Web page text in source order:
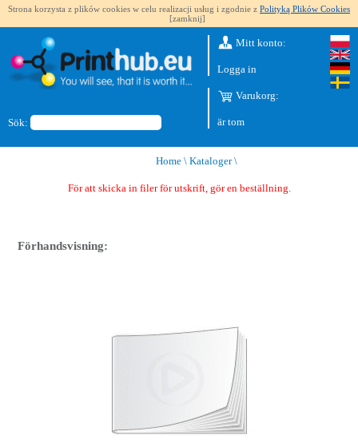
Strona korzysta z plików cookies w celu realizacji usług i zgodnie z Polityką Plików Cookies
[zamknij]
Sök:
Mitt konto:
Logga in
Varukorg:
är tom
Home \ Kataloger\
För att skicka in filer för utskrift, gör en beställning.
Förhandsvisning: